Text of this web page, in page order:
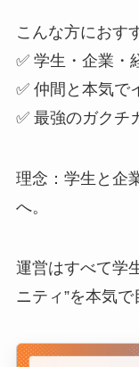
こんな方におす
✅ 学生・企業・
✅ 仲間と本気で
✅ 最強のガクチ
理念：学生と企
へ。
運営はすべて学
ニティ”を本気で